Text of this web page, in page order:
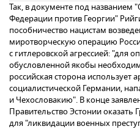
Так, в документе под названием
Федерации против Георгии"
пособничество нацистам
миротворческую операцию
с гитлеровской агрессией: "для
обусловленной якобы
российская сторона использует
социалистической Германии,
и Чехословакию". В конце
Правительство Эстонии
для "ликвидации военных